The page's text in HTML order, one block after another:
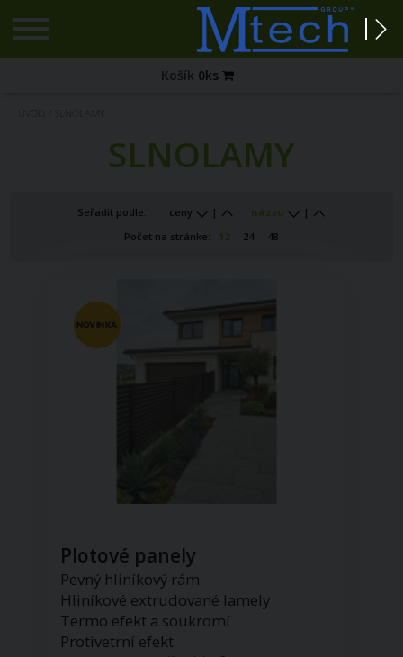
Košík 0ks
SLNOLAMY
Seřadit podle: ceny | názvu
|
Počet na stránke: 12 24 48
Plotové panely
Pevný hliníkový rám
Hliníkové extrudované lamely
Termo efekt a soukromí
Protivetrní efekt